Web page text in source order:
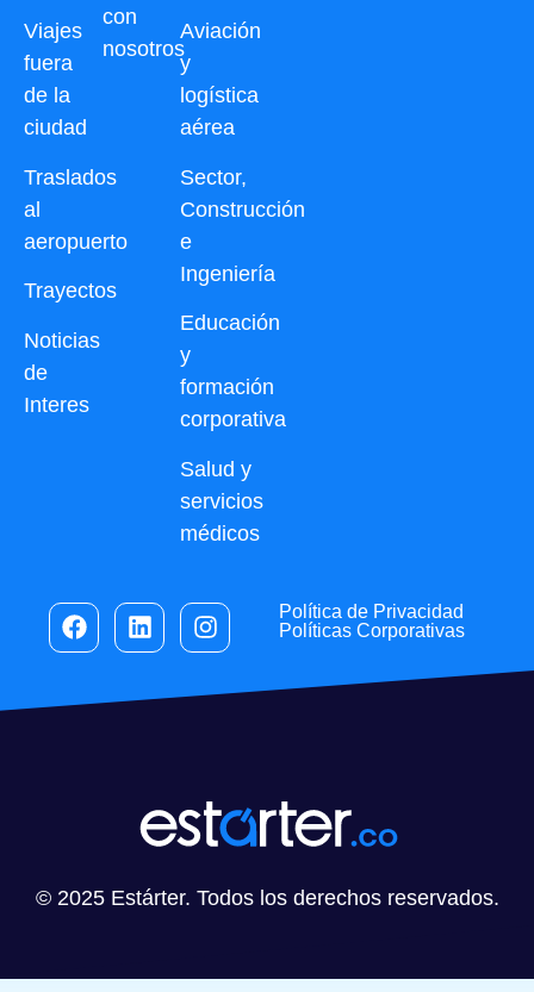
Viajes
fuera
de la
ciudad
Traslados
al
aeropuerto
Trayectos
Noticias
de
Interes
Aviación
y
logística
aérea
Sector,
Construcción
e
Ingeniería
Educación
y
formación
corporativa
Salud y
servicios
médicos
con
nosotros
Política de Privacidad
Políticas Corporativas
© 2025 Estárter. Todos los derechos reservados.